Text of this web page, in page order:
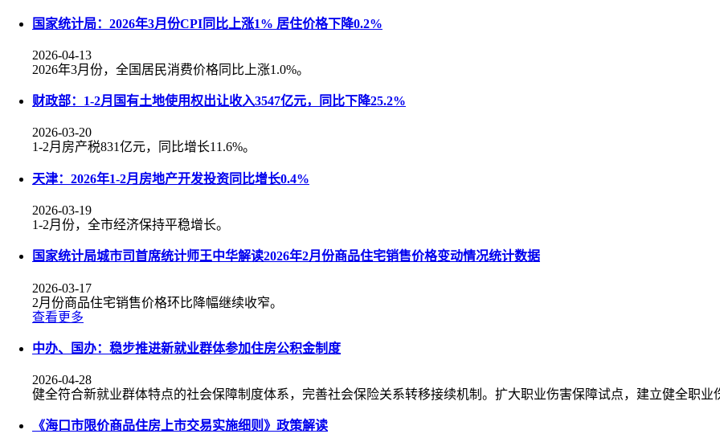
国家统计局：2026年3月份CPI同比上涨1% 居住价格下降0.2%
2026-04-13
2026年3月份，全国居民消费价格同比上涨1.0%。
财政部：1-2月国有土地使用权出让收入3547亿元，同比下降25.2%
2026-03-20
1-2月房产税831亿元，同比增长11.6%。
天津：2026年1-2月房地产开发投资同比增长0.4%
2026-03-19
1-2月份，全市经济保持平稳增长。
国家统计局城市司首席统计师王中华解读2026年2月份商品住宅销售价格变动情况统计数据
2026-03-17
2月份商品住宅销售价格环比降幅继续收窄。
查看更多
中办、国办：稳步推进新就业群体参加住房公积金制度
2026-04-28
健全符合新就业群体特点的社会保障制度体系，完善社会保险关系转移接续机制。扩大职业伤害保障试点，建立健全职业
《海口市限价商品住房上市交易实施细则》政策解读